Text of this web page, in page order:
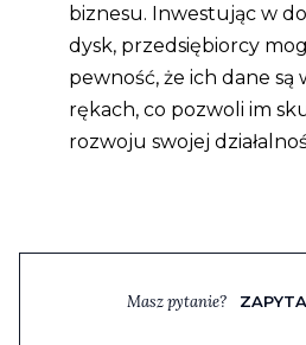
biznesu. Inwestując w
dysk, przedsiębiorcy
pewność, że ich dane są
rękach, co pozwoli im
rozwoju swojej
Masz pytanie?